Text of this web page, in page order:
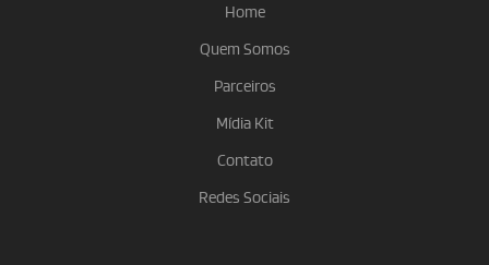
Home
Quem Somos
Parceiros
Mídia Kit
Contato
Redes Sociais